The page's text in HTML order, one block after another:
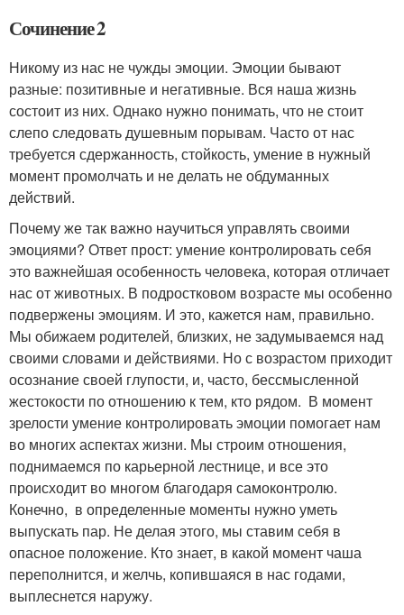
Сочинение 2
Никому из нас не чужды эмоции. Эмоции бывают
разные: позитивные и негативные. Вся наша жизнь
состоит из них. Однако нужно понимать, что не стоит
слепо следовать душевным порывам. Часто от нас
требуется сдержанность, стойкость, умение в нужный
момент промолчать и не делать не обдуманных
действий.
Почему же так важно научиться управлять своими
эмоциями? Ответ прост: умение контролировать себя
это важнейшая особенность человека, которая отличает
нас от животных. В подростковом возрасте мы особенно
подвержены эмоциям. И это, кажется нам, правильно.
Мы обижаем родителей, близких, не задумываемся над
своими словами и действиями. Но с возрастом приходит
осознание своей глупости, и, часто, бессмысленной
жестокости по отношению к тем, кто рядом. В момент
зрелости умение контролировать эмоции помогает нам
во многих аспектах жизни. Мы строим отношения,
поднимаемся по карьерной лестнице, и все это
происходит во многом благодаря самоконтролю.
Конечно, в определенные моменты нужно уметь
выпускать пар. Не делая этого, мы ставим себя в
опасное положение. Кто знает, в какой момент чаша
переполнится, и желчь, копившаяся в нас годами,
выплеснется наружу.